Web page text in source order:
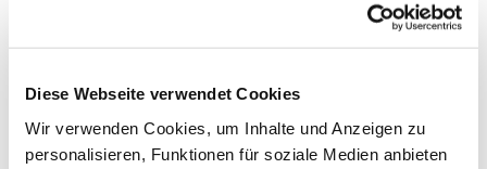
Diese Webseite verwendet Cookies
Wir verwenden Cookies, um Inhalte und Anzeigen zu
personalisieren, Funktionen für soziale Medien anbieten